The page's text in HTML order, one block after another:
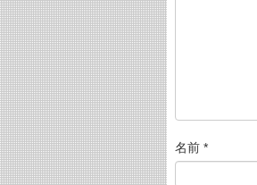
名前 *